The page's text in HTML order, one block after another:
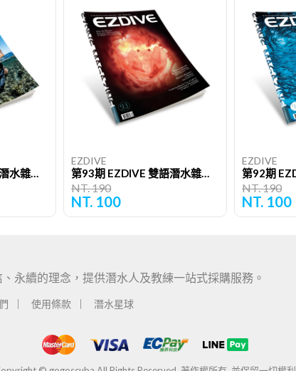
第91期 EZDIVE 雙語潛水雜誌（單期）
EZDIVE
第93期 EZDIVE 雙語潛水雜誌（單期）
NT. 190
NT. 100
EZDIVE
NT. 190
NT. 100
永續的理念，提供潛水人及教練一站式採購服務。
使用條款 潛水星球